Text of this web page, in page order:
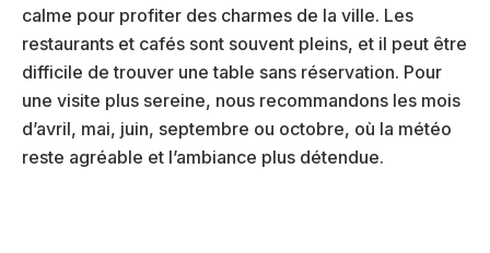
calme pour profiter des charmes de la ville. Les
restaurants et cafés sont souvent pleins, et il peut être
difficile de trouver une table sans réservation. Pour
une visite plus sereine, nous recommandons les mois
d’avril, mai, juin, septembre ou octobre, où la météo
reste agréable et l’ambiance plus détendue.